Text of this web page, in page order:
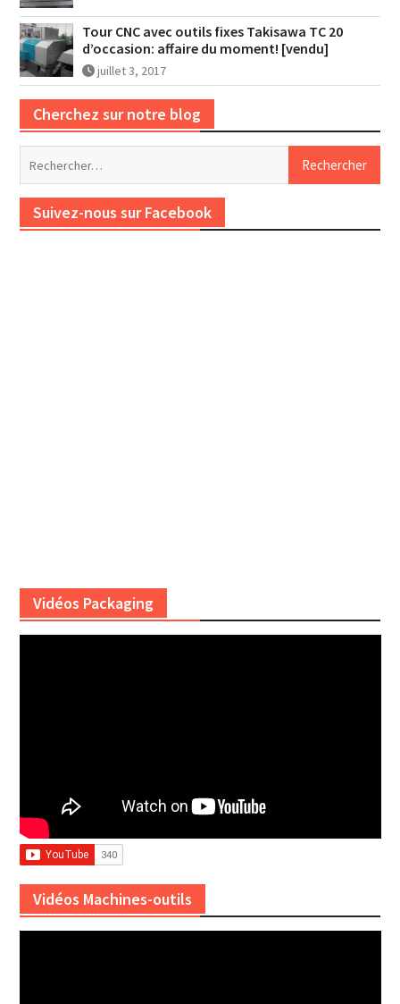
Tour CNC avec outils fixes Takisawa TC 20
d’occasion: affaire du moment! [vendu]
juillet 3, 2017
Cherchez sur notre blog
Suivez-nous sur Facebook
Vidéos Packaging
Vidéos Machines-outils